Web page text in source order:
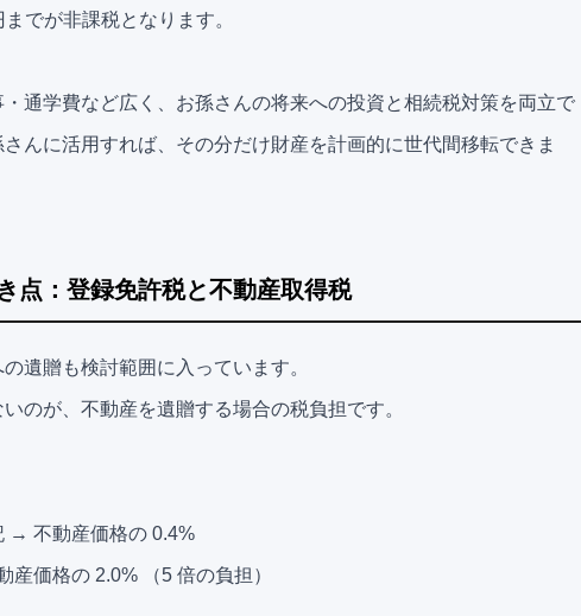
でが非課税となります。
通学費など広く、お孫さんの将来への投資と相続税対策を両立で
んに活用すれば、その分だけ財産を計画的に世代間移転できま
点：登録免許税と不動産取得税
遺贈も検討範囲に入っています。
のが、不動産を遺贈する場合の税負担です。
→ 不動産価格の 0.4%
価格の 2.0% （5 倍の負担）